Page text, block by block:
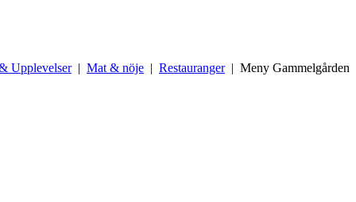
Upplevelser Mat & nöje Restauranger Meny Gammelgården